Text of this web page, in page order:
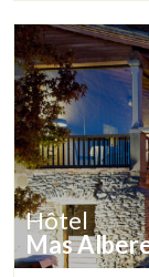
Hôtel
Mas